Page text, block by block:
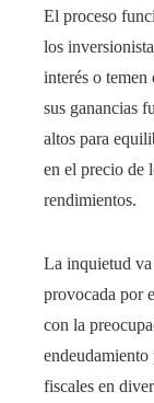
El proceso
los
interés o
sus ganancias
altos para
en el precio de
rendimientos.
La inquietud
provocada por
con la
fiscales en